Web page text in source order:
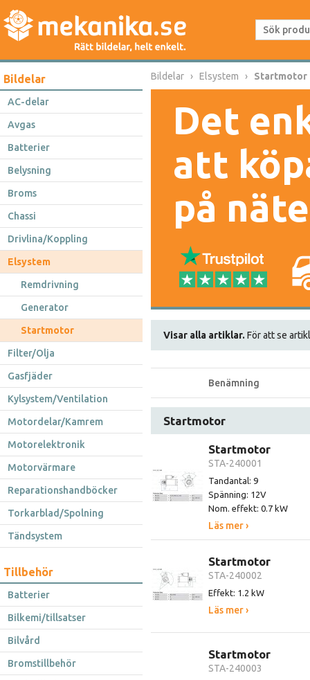
Bildelar
AC-delar
Avgas
Batterier
Belysning
Broms
Chassi
Drivlina/Koppling
Elsystem
Remdrivning
Generator
Startmotor
Filter/Olja
Gasfjäder
Kylsystem/Ventilation
Motordelar/Kamrem
Motorelektronik
Motorvärmare
Reparationshandböcker
Torkarblad/Spolning
Tändsystem
Tillbehör
Batterier
Bilkemi/tillsatser
Bilvård
Bromstillbehör
Bildelar Elsystem Startmotor
Det
att
på
Visar alla artiklar. För att se
Benämning
Startmotor
Startmotor
STA-240001
Tandantal: 9
Spänning: 12V
Nom. effekt: 0.7 kW
Läs mer ›
Startmotor
STA-240002
Effekt: 1.2 kW
Läs mer ›
Startmotor
STA-240003